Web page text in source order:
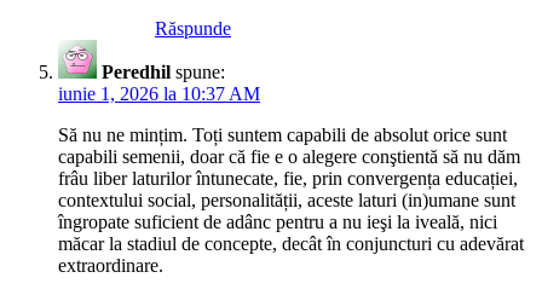
Răspunde
Peredhil spune:
iunie 1, 2026 la 10:37 AM
Să nu ne mințim. Toți suntem capabili de absolut orice sunt
capabili semenii, doar că fie e o alegere conştientă să nu dăm
frâu liber laturilor întunecate, fie, prin convergența educației,
contextului social, personalității, aceste laturi (in)umane sunt
îngropate suficient de adânc pentru a nu ieşi la iveală, nici
măcar la stadiul de concepte, decât în conjuncturi cu adevărat
extraordinare.